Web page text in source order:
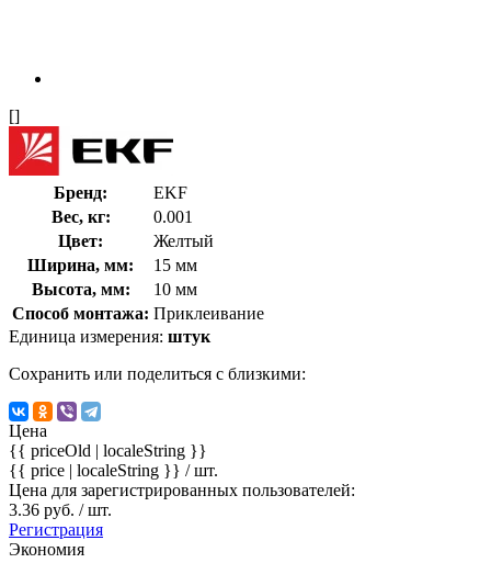
[]
Бренд:
EKF
Вес, кг:
0.001
Цвет:
Желтый
Ширина, мм:
15 мм
Высота, мм:
10 мм
Способ монтажа: Приклеивание
Единица измерения: штук
Сохранить или поделиться с близкими:
Цена
{{ priceOld | localeString }}
{{ price | localeString }} / шт.
Цена для зарегистрированных пользователей:
3.36 руб. / шт.
Регистрация
Экономия